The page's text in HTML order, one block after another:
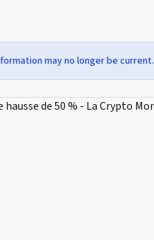
may no longer be current.